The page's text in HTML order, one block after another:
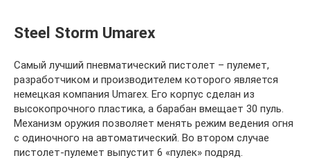
Steel Storm Umarex
Самый лучший пневматический пистолет – пулемет,
разработчиком и производителем которого является
немецкая компания Umarex. Его корпус сделан из
высокопрочного пластика, а барабан вмещает 30 пуль.
Механизм оружия позволяет менять режим ведения огня
с одиночного на автоматический. Во втором случае
пистолет-пулемет выпустит 6 «пулек» подряд.